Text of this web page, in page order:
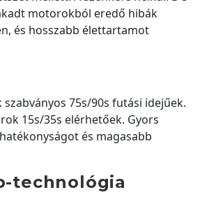
motorokból eredő hibák
és hosszabb élettartamot
75s/90s futási idejűek.
15s/35s elérhetőek. Gyors
és magasabb
technológia